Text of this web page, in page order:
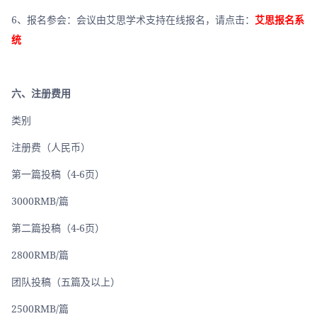
6、报名参会：会议由艾思学术支持在线报名，请点击： 艾思报名系
统
六、注册费用
类别
注册费（人民币）
第一篇投稿（4-6页）
3000RMB/篇
第二篇投稿（4-6页）
2800RMB/篇
团队投稿（五篇及以上）
2500RMB/篇